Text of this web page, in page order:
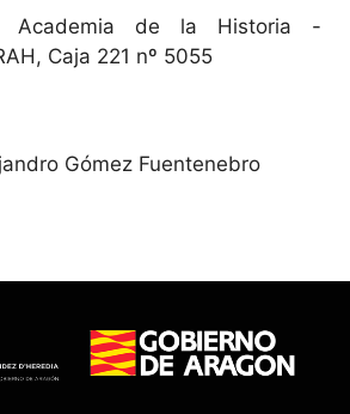
Academia de la Historia -
Caja 221 nº 5055
Gómez Fuentenebro